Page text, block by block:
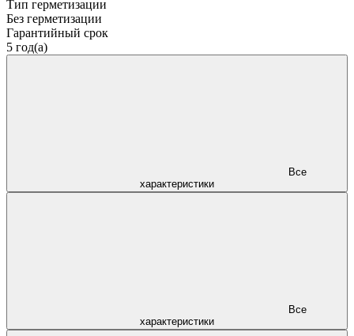
Тип герметизации
Без герметизации
Гарантийный срок
5 год(а)
характеристики
характеристики